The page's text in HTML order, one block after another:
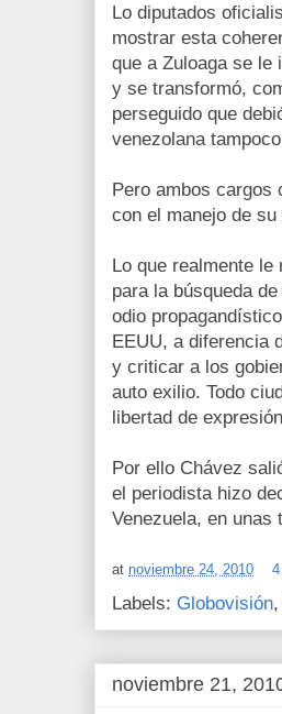
Lo diputados
mostrar esta
que a Zuloaga se le
y se transformó,
perseguido que
venezolana
Pero ambos cargos
con el manejo de
Lo que realmente le
para la búsqueda
odio
EEUU, a diferencia
y criticar a los
auto exilio. Todo
libertad de
Por ello Chávez
el periodista hizo
Venezuela, en unas
at noviembre 24, 2010
Labels: Globovisión,
noviembre 21,